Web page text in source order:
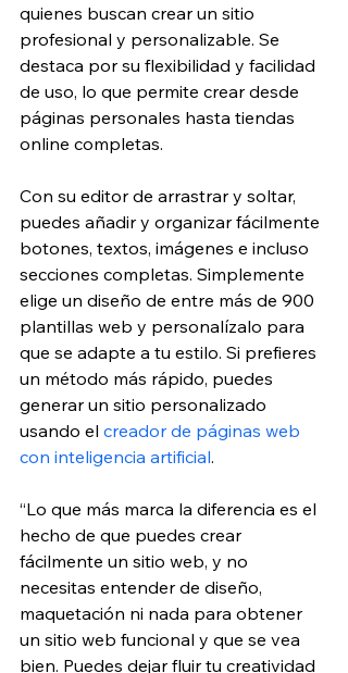
quienes buscan crear un sitio
profesional y personalizable. Se
destaca por su flexibilidad y facilidad
de uso, lo que permite crear desde
páginas personales hasta tiendas
online completas.
Con su editor de arrastrar y soltar,
puedes añadir y organizar fácilmente
botones, textos, imágenes e incluso
secciones completas. Simplemente
elige un diseño de entre más de 900
plantillas web y personalízalo para
que se adapte a tu estilo. Si prefieres
un método más rápido, puedes
generar un sitio personalizado
usando el creador de páginas web
con inteligencia artificial.
“Lo que más marca la diferencia es el
hecho de que puedes crear
fácilmente un sitio web, y no
necesitas entender de diseño,
maquetación ni nada para obtener
un sitio web funcional y que se vea
bien. Puedes dejar fluir tu creatividad